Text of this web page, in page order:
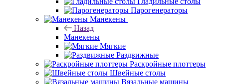
Парогенераторы
Манекены
Назад
Манекены
Мягкие
Раздвижные
Раскройные плоттеры
Швейные столы
Вязальные машины